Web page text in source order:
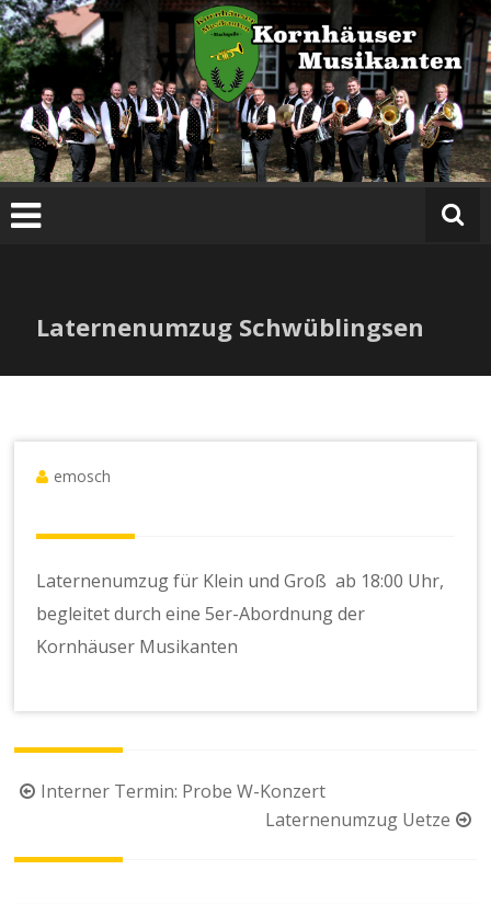
Zum
Inhalt
springen
Laternenumzug Schwüblingsen
emosch
Laternenumzug für Klein und Groß ab 18:00 Uhr,
begleitet durch eine 5er-Abordnung der
Kornhäuser Musikanten
Beitragsnavigation
Interner Termin: Probe W-Konzert
Laternenumzug Uetze